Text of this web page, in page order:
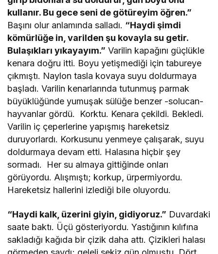
kullanır. Bu gece seni de götüreyim öğren.”
Başını olur anlamında salladı. “Haydi şimdi
kömürlüğe in, varilden şu kovayla su getir.
Bulaşıkları yıkayayım.” Varilin kapağını güçlükle
kenara doğru itti. Boyu yetişmediği için tabureye
çıkmıştı. Naylon tasla kovaya suyu doldurmaya
başladı. Varilin kenarlarında tutunmuş parmak
büyüklüğünde yumuşak sülüğe benzer -solucan-
hayvanlar gördü. Korktu. Kenara çekildi. Bekledi.
Varilin iç çeperlerine yapışmış hareketsiz
duruyorlardı. Korkusunu yenmeye çalışarak, suyu
doldurmaya devam etti. Halasına hiçbir şey
sormadı. Her su almaya gittiğinde onları
görüyordu. Alışmıştı; korkup, ürpermiyordu.
Hareketsiz hallerini izlediği bile oluyordu.
“Haydi kalk, üzerini giyin, gidiyoruz.” Duvardaki
saate baktı. Üçü gösteriyordu. Yastığının kılıfına
sakladığı kağıda bir çizik daha attı. Çizikleri halası